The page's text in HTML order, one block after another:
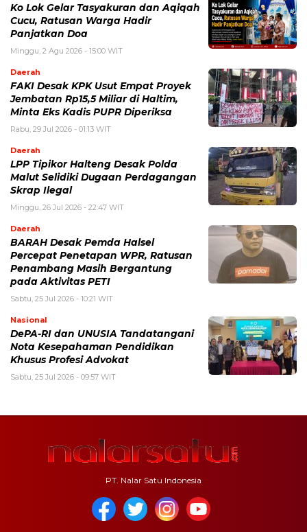
Ko Lok Gelar Tasyakuran dan Aqiqah
Cucu, Ratusan Warga Hadir
Panjatkan Doa
Minggu, 2 Agu 2026 - 15:00 WIT
Daerah
FAKI Desak KPK Usut Empat Proyek
Jembatan Rp15,5 Miliar di Haltim,
Minta Eks Kadis PUPR Diperiksa
Rabu, 29 Jul 2026 - 01:13 WIT
Daerah
LPP Tipikor Halteng Desak Polda
Malut Selidiki Dugaan Perdagangan
Skrap Ilegal
Minggu, 26 Jul 2026 - 22:47 WIT
Daerah
BARAH Desak Pemda Halsel
Percepat Penetapan WPR, Ratusan
Penambang Masih Bergantung
pada Aktivitas PETI
Sabtu, 25 Jul 2026 - 10:21 WIT
Nasional
DePA-RI dan UNUSIA Tandatangani
Nota Kesepahaman Pendidikan
Khusus Profesi Advokat
Sabtu, 25 Jul 2026 - 09:57 WIT
PT. Nalar Satu Indonesia